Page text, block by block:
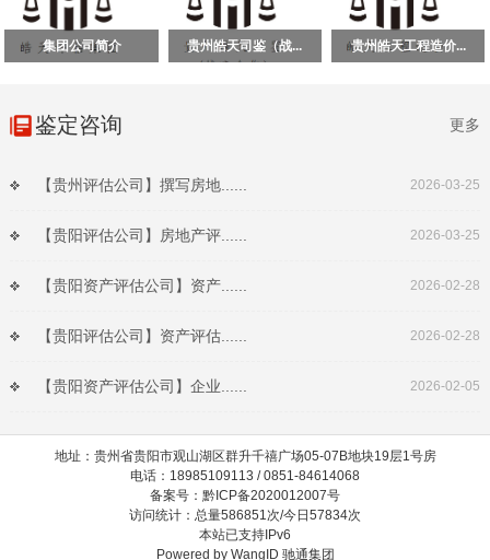
集团公司简介 贵州皓天司鉴（战... 贵州皓天工程造价...
鉴定咨询 更多
【贵州评估公司】撰写房地...... 2026-03-25
【贵阳评估公司】房地产评...... 2026-03-25
【贵阳资产评估公司】资产...... 2026-02-28
【贵阳评估公司】资产评估...... 2026-02-28
【贵阳资产评估公司】企业...... 2026-02-05
地址：贵州省贵阳市观山湖区群升千禧广场05-07B地块19层1号房
电话：18985109113 / 0851-84614068
备案号：黔ICP备2020012007号
访问统计：总量586851次/今日57834次
本站已支持IPv6
Powered by WangID 驰通集团